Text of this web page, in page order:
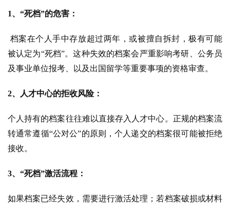
1、“死档”的危害：
档案在个人手中存放超过两年，或被擅自拆封，极有可能
被认定为“死档”。这种失效的档案会严重影响考研、公务员
及事业单位报考、以及出国留学等重要事项的资格审查。
2、人才中心的拒收风险：
个人持有的档案往往难以直接存入人才中心。正规的档案流
转通常遵循“公对公”的原则，个人递交的档案很可能被拒绝
接收。
3、“死档”激活流程：
如果档案已经失效，需要进行激活处理；若档案破损或材料